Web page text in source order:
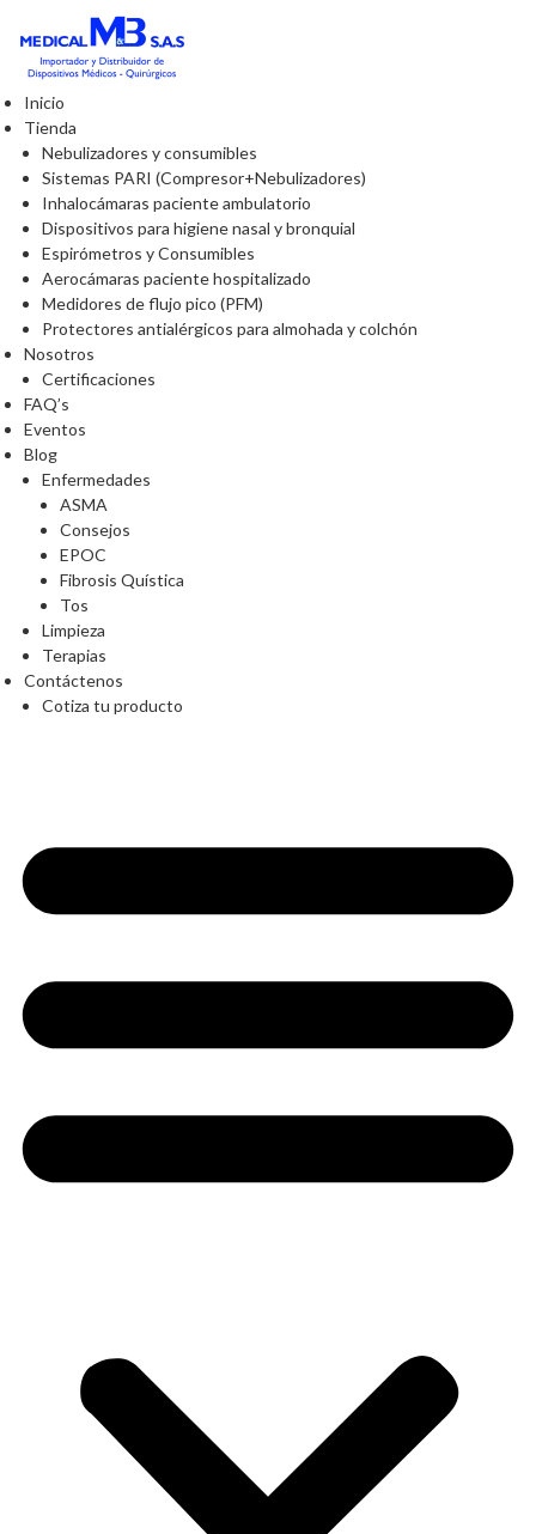
Inicio
Tienda
Nebulizadores y consumibles
Sistemas PARI (Compresor+Nebulizadores)
Inhalocámaras paciente ambulatorio
Dispositivos para higiene nasal y bronquial
Espirómetros y Consumibles
Aerocámaras paciente hospitalizado
Medidores de flujo pico (PFM)
Protectores antialérgicos para almohada y colchón
Nosotros
Certificaciones
FAQ’s
Eventos
Blog
Enfermedades
ASMA
Consejos
EPOC
Fibrosis Quística
Tos
Limpieza
Terapias
Contáctenos
Cotiza tu producto